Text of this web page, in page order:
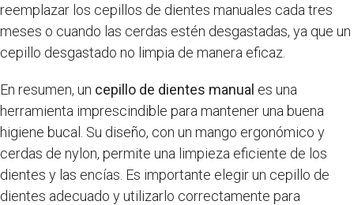
reemplazar los cepillos de dientes manuales cada tres
meses o cuando las cerdas estén desgastadas, ya que un
cepillo desgastado no limpia de manera eficaz.
En resumen, un cepillo de dientes manual es una
herramienta imprescindible para mantener una buena
higiene bucal. Su diseño, con un mango ergonómico y
cerdas de nylon, permite una limpieza eficiente de los
dientes y las encías. Es importante elegir un cepillo de
dientes adecuado y utilizarlo correctamente para